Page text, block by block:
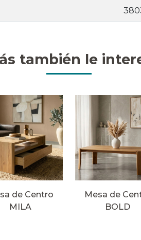
también le
de Centro
MILA
Mesa de
BOLD